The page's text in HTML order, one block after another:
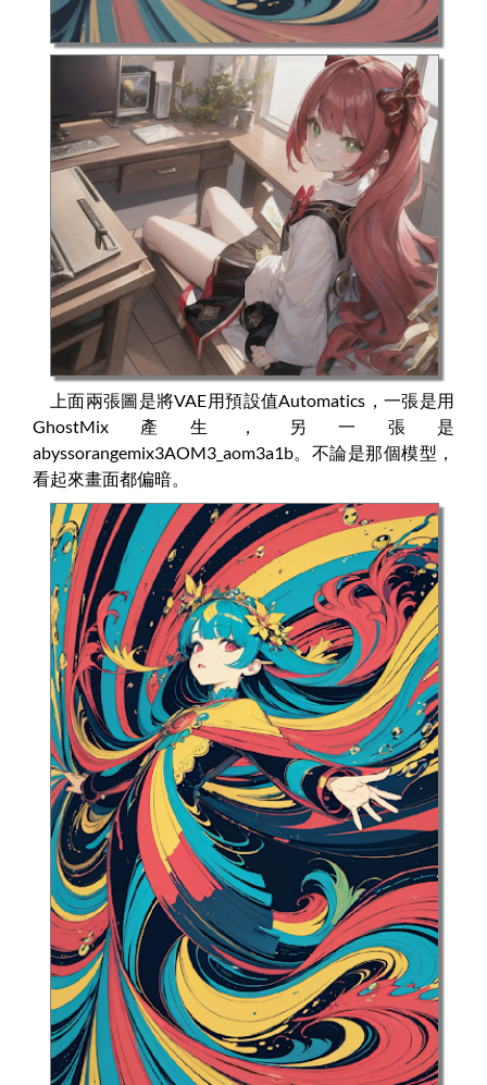
上面兩張圖是將VAE用預設值Automatics，一張是用
GhostMix產生，另一張是
abyssorangemix3AOM3_aom3a1b。不論是那個模型，
看起來畫面都偏暗。